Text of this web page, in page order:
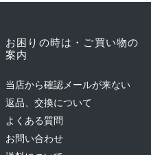
お困りの時は・ご買い物の
案内
当店から確認メールが来ない
返品、交換について
よくある質問
お問い合わせ